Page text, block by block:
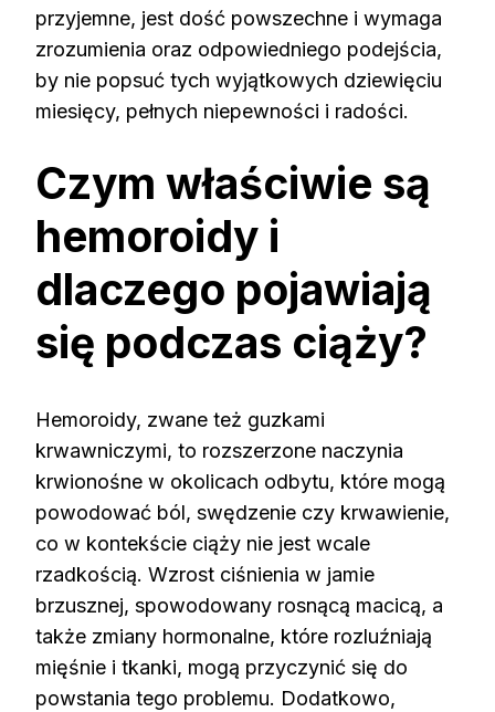
przyjemne, jest dość powszechne i wymaga
zrozumienia oraz odpowiedniego podejścia,
by nie popsuć tych wyjątkowych dziewięciu
miesięcy, pełnych niepewności i radości.
Czym właściwie są
hemoroidy i
dlaczego pojawiają
się podczas ciąży?
Hemoroidy, zwane też guzkami
krwawniczymi, to rozszerzone naczynia
krwionośne w okolicach odbytu, które mogą
powodować ból, swędzenie czy krwawienie,
co w kontekście ciąży nie jest wcale
rzadkością. Wzrost ciśnienia w jamie
brzusznej, spowodowany rosnącą macicą, a
także zmiany hormonalne, które rozluźniają
mięśnie i tkanki, mogą przyczynić się do
powstania tego problemu. Dodatkowo,